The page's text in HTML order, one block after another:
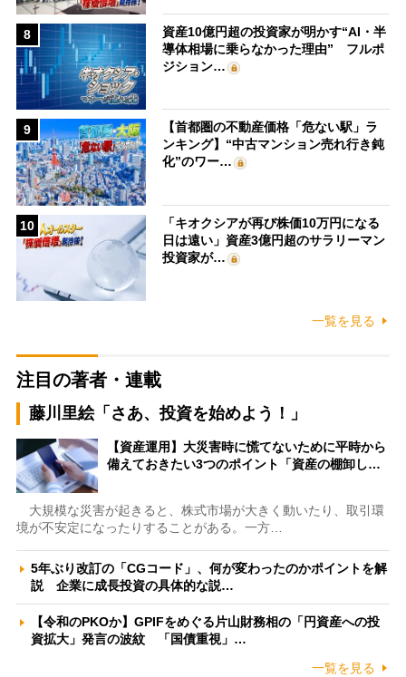
8
資産10億円超の投資家が明かす“AI・半
導体相場に乗らなかった理由” フルポ
ジション…
9
【首都圏の不動産価格「危ない駅」ラ
ンキング】“中古マンション売れ行き鈍
化”のワー…
10
「キオクシアが再び株価10万円になる
日は遠い」資産3億円超のサラリーマン
投資家が…
一覧を見る
注目の著者・連載
藤川里絵「さあ、投資を始めよう！」
【資産運用】大災害時に慌てないために平時から
備えておきたい3つのポイント「資産の棚卸し…
大規模な災害が起きると、株式市場が大きく動いたり、取引環
境が不安定になったりすることがある。一方…
5年ぶり改訂の「CGコード」、何が変わったのかポイントを解
説 企業に成長投資の具体的な説…
【令和のPKOか】GPIFをめぐる片山財務相の「円資産への投
資拡大」発言の波紋 「国債重視」…
一覧を見る